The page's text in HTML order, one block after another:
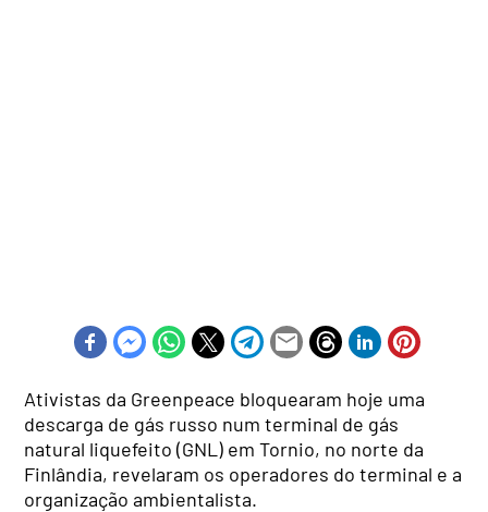
Ativistas da Greenpeace bloquearam hoje uma
descarga de gás russo num terminal de gás
natural liquefeito (GNL) em Tornio, no norte da
Finlândia, revelaram os operadores do terminal e a
organização ambientalista.